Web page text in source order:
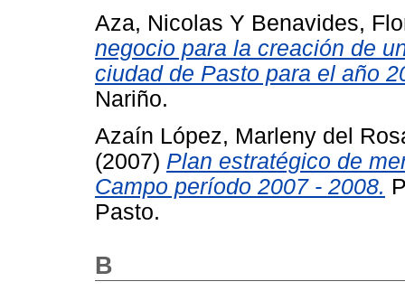
Aza, Nicolas Y Benavides,
negocio para la creación de
ciudad de Pasto para el año
Nariño.
Azaín López, Marleny del
(2007) Plan estratégico de
Campo período 2007 - 2008.
Pasto.
B